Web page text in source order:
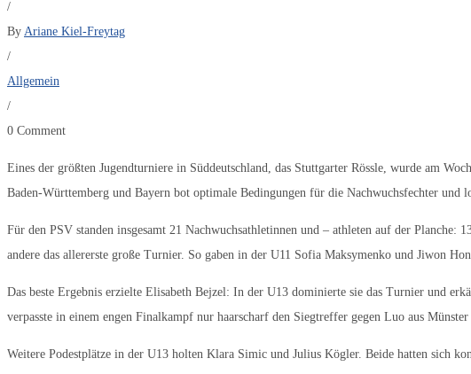
/
By Ariane Kiel-Freytag
/
Allgemein
/
0 Comment
Eines der größten Jugendturniere in Süddeutschland, das Stuttgarter Rössle, wurde am
Baden-Württemberg und Bayern bot optimale Bedingungen für die Nachwuchsfechter und
Für den PSV standen insgesamt 21 Nachwuchsathletinnen und – athleten auf der
andere das allererste große Turnier. So gaben in der U11 Sofia Maksymenko und Jiwon
Das beste Ergebnis erzielte Elisabeth Bejzel: In der U13 dominierte sie das Turnier und
verpasste in einem engen Finalkampf nur haarscharf den Siegtreffer gegen Luo aus
Weitere Podestplätze in der U13 holten Klara Simic und Julius Kögler. Beide hatten sich